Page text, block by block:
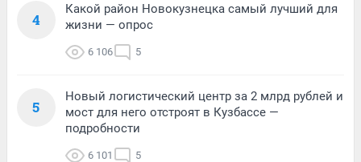
4
Какой район Новокузнецка самый лучший для
жизни — опрос
6 106 5
5
Новый логистический центр за 2 млрд рублей и
мост для него отстроят в Кузбассе —
подробности
6 101 5